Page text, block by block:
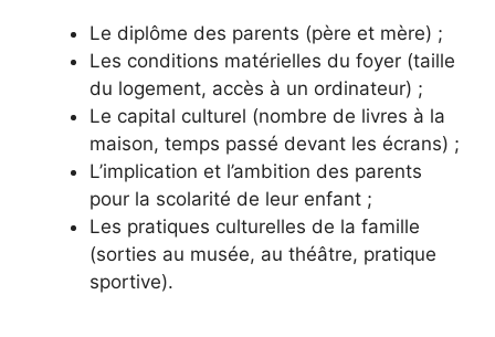
Le diplôme des parents (père et mère) ;
Les conditions matérielles du foyer (taille
du logement, accès à un ordinateur) ;
Le capital culturel (nombre de livres à la
maison, temps passé devant les écrans) ;
L’implication et l’ambition des parents
pour la scolarité de leur enfant ;
Les pratiques culturelles de la famille
(sorties au musée, au théâtre, pratique
sportive).